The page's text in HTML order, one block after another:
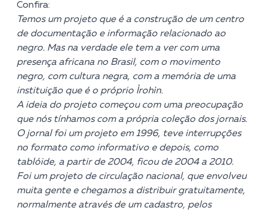
Confira:
Temos um projeto que é a construção de um centro
de documentação e informação relacionado ao
negro. Mas na verdade ele tem a ver com uma
presença africana no Brasil, com o movimento
negro, com cultura negra, com a memória de uma
instituição que é o próprio Ìrohìn.
A ideia do projeto começou com uma preocupação
que nós tínhamos com a própria coleção dos jornais.
O jornal foi um projeto em 1996, teve interrupções
no formato como informativo e depois, como
tablóide, a partir de 2004, ficou de 2004 a 2010.
Foi um projeto de circulação nacional, que envolveu
muita gente e chegamos a distribuir gratuitamente,
normalmente através de um cadastro, pelos